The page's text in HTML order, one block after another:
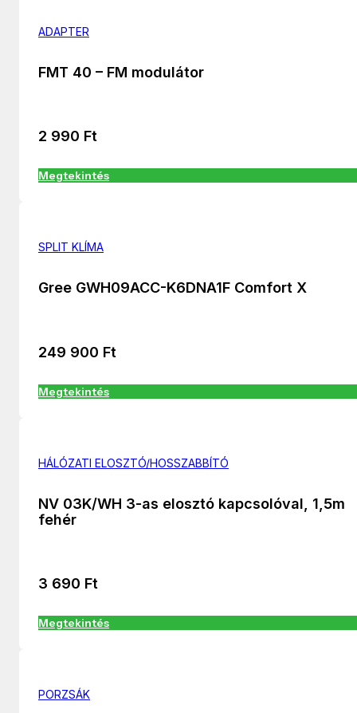
ADAPTER
FMT 40 – FM modulátor
2 990 Ft
Megtekintés
SPLIT KLÍMA
Gree GWH09ACC-K6DNA1F Comfort X
249 900 Ft
Megtekintés
HÁLÓZATI ELOSZTÓ/HOSSZABBÍTÓ
NV 03K/WH 3-as elosztó kapcsolóval, 1,5m
fehér
3 690 Ft
Megtekintés
PORZSÁK